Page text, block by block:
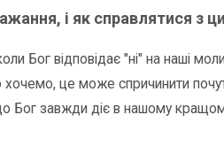
і як справлятися з
Бог відповідає "ні" на наші
це може спричинити
Бог завжди діє в нашому